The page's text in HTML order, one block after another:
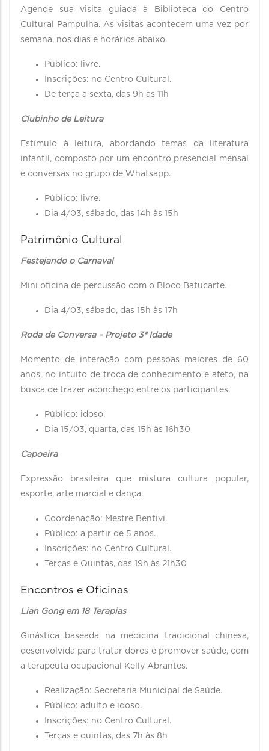
Agende sua visita guiada à Biblioteca do Centro
Cultural Pampulha. As visitas acontecem uma vez por
semana, nos dias e horários abaixo.
Público: livre.
Inscrições: no Centro Cultural.
De terça a sexta, das 9h às 11h
Clubinho de Leitura
Estímulo à leitura, abordando temas da literatura
infantil, composto por um encontro presencial mensal
e conversas no grupo de Whatsapp.
Público: livre.
Dia 4/03, sábado, das 14h às 15h
Patrimônio Cultural
Festejando o Carnaval
Mini oficina de percussão com o Bloco Batucarte.
Dia 4/03, sábado, das 15h às 17h
Roda de Conversa – Projeto 3ª Idade
Momento de interação com pessoas maiores de 60
anos, no intuito de troca de conhecimento e afeto, na
busca de trazer aconchego entre os participantes.
Público: idoso.
Dia 15/03, quarta, das 15h às 16h30
Capoeira
Expressão brasileira que mistura cultura popular,
esporte, arte marcial e dança.
Coordenação: Mestre Bentivi.
Público: a partir de 5 anos.
Inscrições: no Centro Cultural.
Terças e Quintas, das 19h às 21h30
Encontros e Oficinas
Lian Gong em 18 Terapias
Ginástica baseada na medicina tradicional chinesa,
desenvolvida para tratar dores e promover saúde, com
a terapeuta ocupacional Kelly Abrantes.
Realização: Secretaria Municipal de Saúde.
Público: adulto e idoso.
Inscrições: no Centro Cultural.
Terças e quintas, das 7h às 8h